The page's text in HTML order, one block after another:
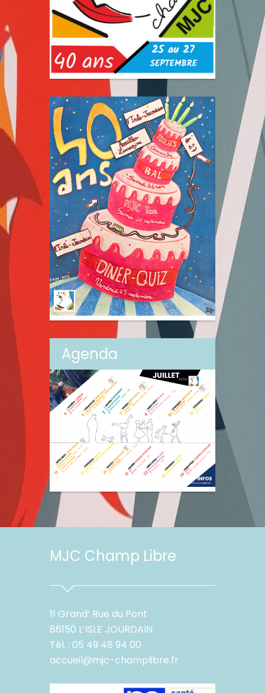
Agenda
MJC Champ Libre
11 Grand’ Rue du Pont
86150 L’ISLE JOURDAIN
Tél. : 05 49 48 94 00
accueil@mjc-champlibre.fr